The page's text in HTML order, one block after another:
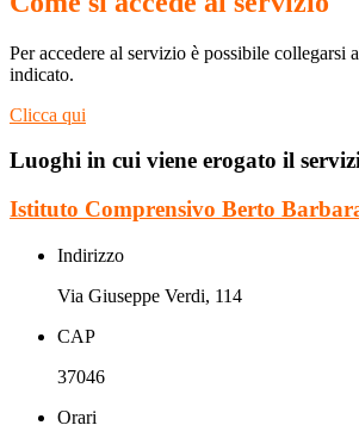
Per accedere al servizio è possibile collegarsi
indicato.
Clicca qui
Luoghi in cui viene erogato il
Istituto Comprensivo Berto
Indirizzo
Via Giuseppe Verdi, 114
CAP
37046
Orari